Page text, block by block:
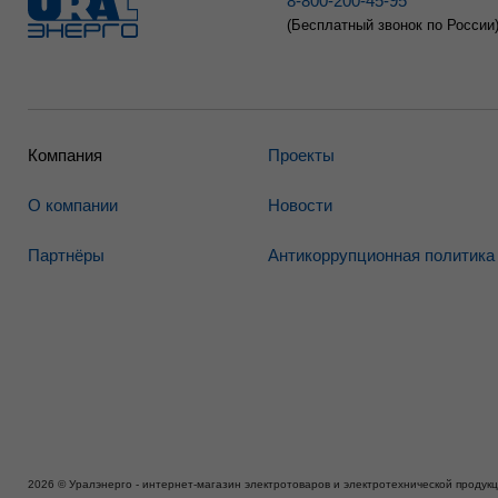
(Бесплатный звонок по России)
Компания
О компании
Партнёры
Проекты
Новости
Антикоррупционная политика
2026 © Уралэнерго - интернет-магазин электротоваров и электротехнической